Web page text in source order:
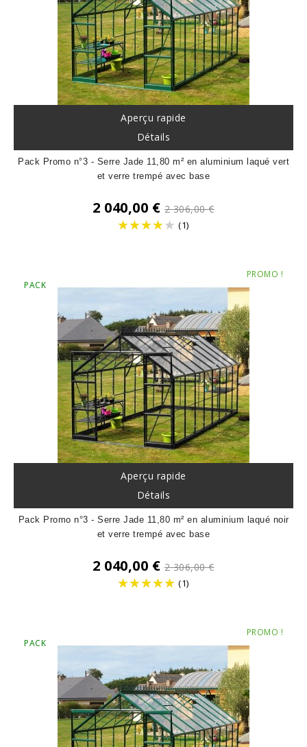
Aperçu rapide
Détails
Pack Promo n°3 - Serre Jade 11,80 m² en aluminium laqué vert
et verre trempé avec base
2 040,00 €Prix
de
2 306,00 €
(1)
PROMO !
PACK
Aperçu rapide
Détails
Pack Promo n°3 - Serre Jade 11,80 m² en aluminium laqué noir
et verre trempé avec base
2 040,00 €Prix
de
2 306,00 €
(1)
PROMO !
PACK